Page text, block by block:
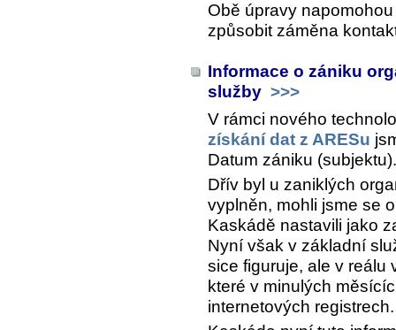
Obě úpravy
způsobit záměna
Informace o zániku
služby >>>
V rámci nového
získání dat z ARESu
Datum zániku (subjektu).
Dřív byl u zaniklých
vyplněn, mohli jsme se
Kaskádě nastavili jako
Nyní však v základní
sice figuruje, ale v reálu
které v minulých
internetových registrech.